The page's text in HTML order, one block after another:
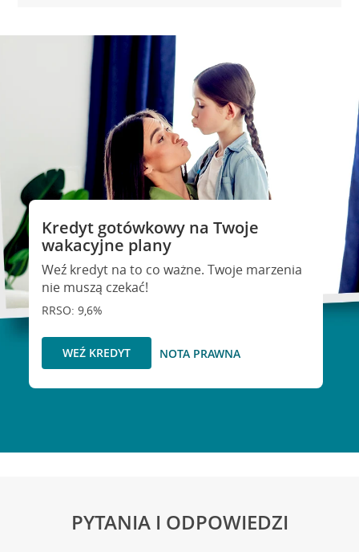
Kredyt gotówkowy na Twoje
wakacyjne plany
Weź kredyt na to co ważne. Twoje marzenia
nie muszą czekać!
RRSO: 9,6%
WEŹ KREDYT NOTA PRAWNA
PYTANIA I ODPOWIEDZI